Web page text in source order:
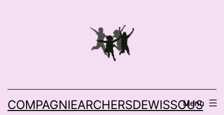
COMPAGNIEARCHERSDEWISSOUS
Menu